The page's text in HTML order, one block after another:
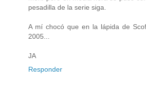
pesadilla de la serie siga.
A mí chocó que en la lápida de
2005...
JA
Responder